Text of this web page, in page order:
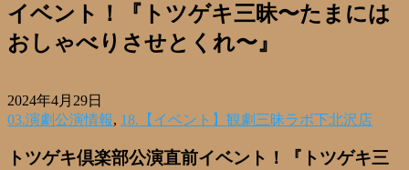
イベント！『トツゲキ三昧〜たまには
おしゃべりさせとくれ〜』
2024年4月29日
03.演劇公演情報, 18.【イベント】観劇三昧ラボ下北沢店
トツゲキ倶楽部公演直前イベント！『トツゲキ三